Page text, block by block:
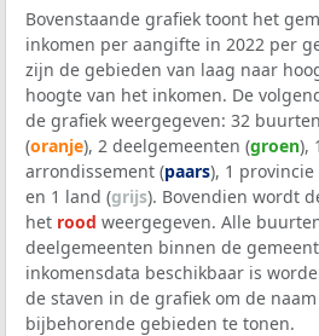
Bovenstaande grafiek toont het
inkomen per aangifte in 2022 per
zijn de gebieden van laag naar
hoogte van het inkomen. De
de grafiek weergegeven: 32
(oranje), 2 deelgemeenten (groen),
arrondissement (paars), 1 provincie
en 1 land (grijs). Bovendien wordt
het rood weergegeven. Alle
deelgemeenten binnen de
inkomensdata beschikbaar is
de staven in de grafiek om de
bijbehorende gebieden te tonen.